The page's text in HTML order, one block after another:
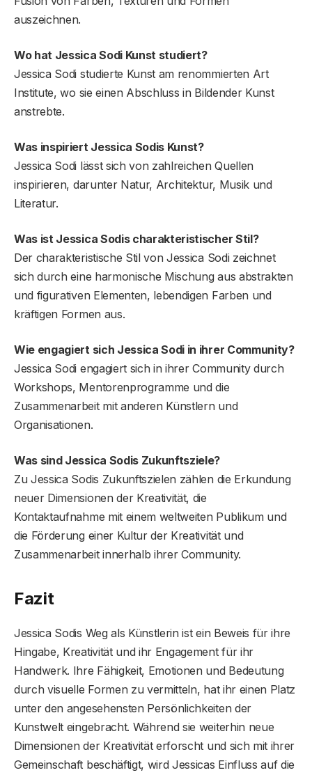
auszeichnen.
Wo hat Jessica Sodi Kunst studiert?
Jessica Sodi studierte Kunst am renommierten Art
Institute, wo sie einen Abschluss in Bildender Kunst
anstrebte.
Was inspiriert Jessica Sodis Kunst?
Jessica Sodi lässt sich von zahlreichen Quellen
inspirieren, darunter Natur, Architektur, Musik und
Literatur.
Was ist Jessica Sodis charakteristischer Stil?
Der charakteristische Stil von Jessica Sodi zeichnet
sich durch eine harmonische Mischung aus abstrakten
und figurativen Elementen, lebendigen Farben und
kräftigen Formen aus.
Wie engagiert sich Jessica Sodi in ihrer Community?
Jessica Sodi engagiert sich in ihrer Community durch
Workshops, Mentorenprogramme und die
Zusammenarbeit mit anderen Künstlern und
Organisationen.
Was sind Jessica Sodis Zukunftsziele?
Zu Jessica Sodis Zukunftszielen zählen die Erkundung
neuer Dimensionen der Kreativität, die
Kontaktaufnahme mit einem weltweiten Publikum und
die Förderung einer Kultur der Kreativität und
Zusammenarbeit innerhalb ihrer Community.
Fazit
Jessica Sodis Weg als Künstlerin ist ein Beweis für ihre
Hingabe, Kreativität und ihr Engagement für ihr
Handwerk. Ihre Fähigkeit, Emotionen und Bedeutung
durch visuelle Formen zu vermitteln, hat ihr einen Platz
unter den angesehensten Persönlichkeiten der
Kunstwelt eingebracht. Während sie weiterhin neue
Dimensionen der Kreativität erforscht und sich mit ihrer
Gemeinschaft beschäftigt, wird Jessicas Einfluss auf die